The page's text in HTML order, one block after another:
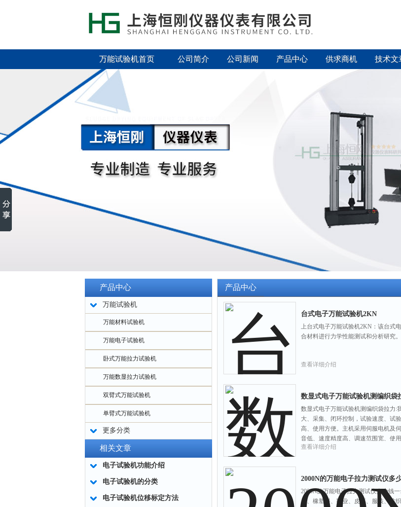
万能试验机首页 公司简介 公司新闻 产品中心 供求商机 技术文
产品中心
万能试验机
万能材料试验机
万能电子试验机
卧式万能拉力试验机
万能数显拉力试验机
双臂式万能试验机
单臂式万能试验机
更多分类
相关文章
电子试验机功能介绍
电子试验机的分类
电子试验机位移标定方法
产品中心
台式电子万能试验机2KN
上台式电子万能试验机2KN：该台式
合材料进行力学性能测试和分析研究。
查看详细介绍
数显式电子万能试验机测编织袋
数显式电子万能试验机测编织袋拉力:
大、采集、闭环控制，试验速度、试
高、使用方便。主机采用伺服电机及
音低、速度精度高、调速范围宽、使
查看详细介绍
2000N的万能电子拉力测试仪多
2000N的万能电子拉力测试仪多少钱
属、橡塑料、鞋业、皮革、服装、纺